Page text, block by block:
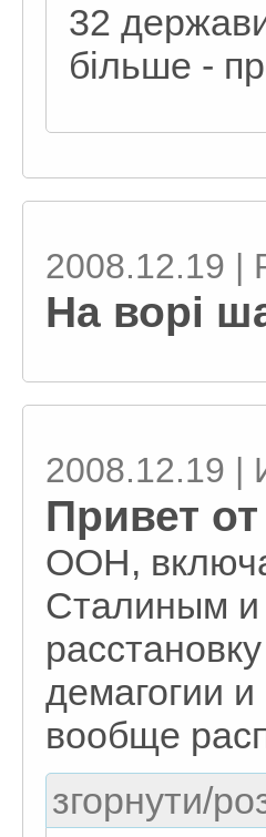
32
більше -
2008.12.19 |
На ворі
2008.12.19 |
Привет
ООН,
Сталиным и
демагогии
вообще
згорнути/